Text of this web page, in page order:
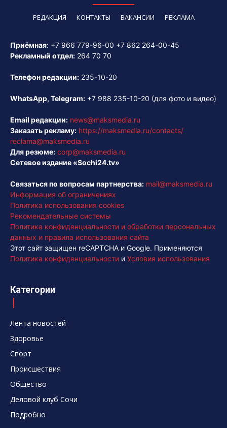
РЕДАКЦИЯ КОНТАКТЫ ВАКАНСИИ РЕКЛАМА
Приёмная: +7 966 779-96-00 +7 862 264-00-45
Рекламный отдел: 264 70 70
Телефон редакции: 235-10-20
WhatsApp, Telegram: +7 988 235-10-20 (для фото и видео)
Email редакции: news@maksmedia.ru
Заказать рекламу: https://maksmedia.ru/contacts/
reclama@maksmedia.ru
Для резюме: corp@maksmedia.ru
Сетевое издание «Sochi24.tv»
Связаться по вопросам партнерства: mail@maksmedia.ru
Информация об ограничениях
Политика использования cookies
Рекомендательные системы
Политика конфиденциальности и обработки персональных
данных и правила использования сайта
Этот сайт защищен reCAPTCHA и Google. Применяются
Политика конфиденциальности и Условия использования
Категории
Лента новостей
Здоровье
Спорт
Происшествия
Общество
Деловой клуб Сочи
Подробно